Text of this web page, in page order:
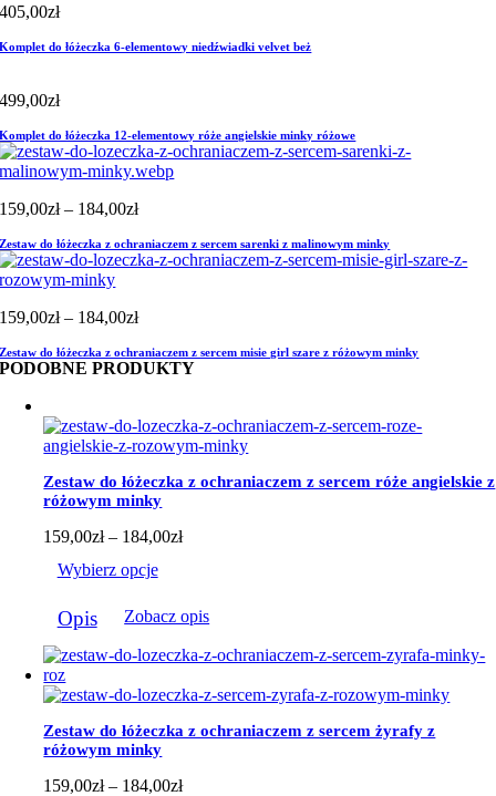
405,00zł
Komplet do łóżeczka 6-elementowy niedźwiadki velvet beż
499,00zł
Komplet do łóżeczka 12-elementowy róże angielskie minky różowe
159,00zł – 184,00złZakres
od
159,00zł
Zestaw do łóżeczka z ochraniaczem z sercem sarenki z malinowym minky
159,00zł – 184,00złZakres
od
159,00zł
184,00zł
Zestaw do łóżeczka z ochraniaczem z sercem misie girl szare z różowym minky
PODOBNE PRODUKTY
Zestaw do łóżeczka z ochraniaczem z sercem róże angielskie z
różowym minky
159,00zł – 184,00złZakres
do
Wybierz opcje
produkt
ma
wiele
wariantów.
Opcje
można
wybrać
na
stronie
Opis Zobacz opis
Zestaw do łóżeczka z ochraniaczem z sercem żyrafy z
różowym minky
159,00zł – 184,00złZakres